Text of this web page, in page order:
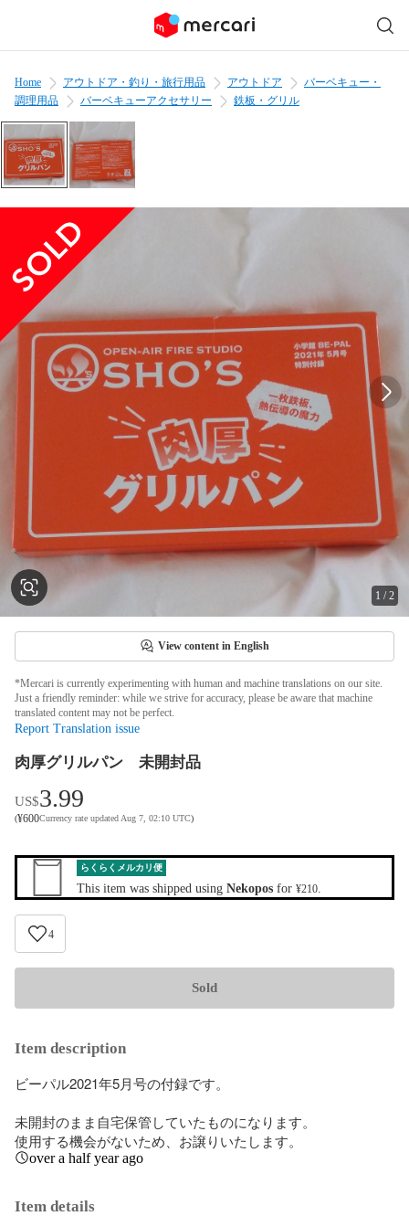
Home アウトドア・釣り・旅行用品 アウトドア
バーベキュー・
調理用品
バーベキューアクセサリー 鉄板・グリル
1 /2
View content in English
*Mercari is currently experimenting with human and machine translations on our site.
Just a friendly reminder: while we strive for accuracy, please be aware that machine
translated content may not be perfect.
Report Translation issue
肉厚グリルパン 未開封品
US$3.99
(¥600Currency rate updated Aug 7, 02:10 UTC)
らくらくメルカリ便
This item was shipped using Nekopos for ¥210
4
Sold
Item description
ビーパル2021年5月号の付録です。
未開封のまま自宅保管していたものになります。
使用する機会がないため、お譲りいたします。
over a half year ago
Item details